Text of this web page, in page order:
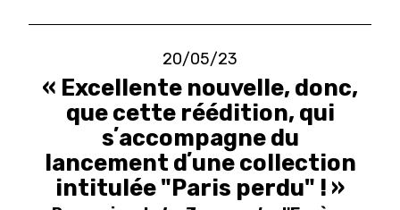
20/05/23
« Excellente nouvelle, donc,
que cette réédition, qui
sʼaccompagne du
lancement dʼune collection
intitulée "Paris perdu" ! »